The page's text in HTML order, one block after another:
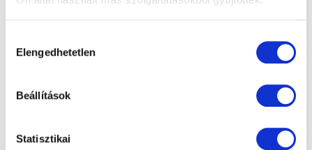
kiválasztása
Elengedhetetlen
Beállítások
Statisztikai
szakmai támogatása abban, hogy hosszú
személyesen
Ingyenes szaktanácsadás tapasztalt